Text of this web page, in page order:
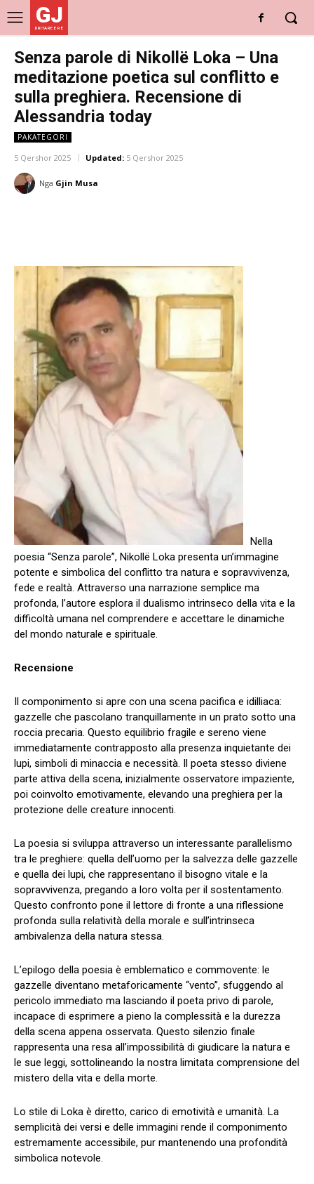
GJ
DRITARE E RE
Senza parole di Nikollë Loka – Una
meditazione poetica sul conflitto e
sulla preghiera. Recensione di
Alessandria today
PAKATEGORI
5 Qershor 2025 Updated: 5 Qershor 2025
Nga Gjin Musa
Nella
poesia “Senza parole”, Nikollë Loka presenta un’immagine
potente e simbolica del conflitto tra natura e sopravvivenza,
fede e realtà. Attraverso una narrazione semplice ma
profonda, l’autore esplora il dualismo intrinseco della vita e la
difficoltà umana nel comprendere e accettare le dinamiche
del mondo naturale e spirituale.
Recensione
Il componimento si apre con una scena pacifica e idilliaca:
gazzelle che pascolano tranquillamente in un prato sotto una
roccia precaria. Questo equilibrio fragile e sereno viene
immediatamente contrapposto alla presenza inquietante dei
lupi, simboli di minaccia e necessità. Il poeta stesso diviene
parte attiva della scena, inizialmente osservatore impaziente,
poi coinvolto emotivamente, elevando una preghiera per la
protezione delle creature innocenti.
La poesia si sviluppa attraverso un interessante parallelismo
tra le preghiere: quella dell’uomo per la salvezza delle gazzelle
e quella dei lupi, che rappresentano il bisogno vitale e la
sopravvivenza, pregando a loro volta per il sostentamento.
Questo confronto pone il lettore di fronte a una riflessione
profonda sulla relatività della morale e sull’intrinseca
ambivalenza della natura stessa.
L’epilogo della poesia è emblematico e commovente: le
gazzelle diventano metaforicamente “vento”, sfuggendo al
pericolo immediato ma lasciando il poeta privo di parole,
incapace di esprimere a pieno la complessità e la durezza
della scena appena osservata. Questo silenzio finale
rappresenta una resa all’impossibilità di giudicare la natura e
le sue leggi, sottolineando la nostra limitata comprensione del
mistero della vita e della morte.
Lo stile di Loka è diretto, carico di emotività e umanità. La
semplicità dei versi e delle immagini rende il componimento
estremamente accessibile, pur mantenendo una profondità
simbolica notevole.